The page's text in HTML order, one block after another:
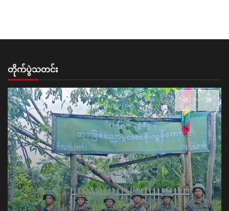
တိုက်ပွဲသတင်း